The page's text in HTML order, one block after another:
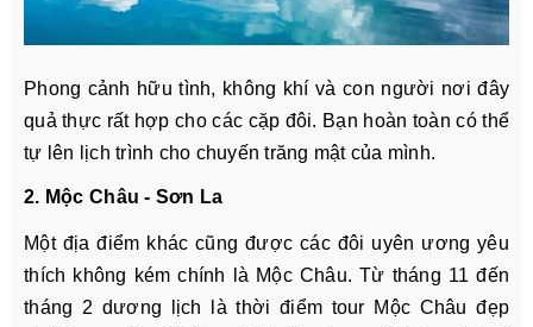
Phong cảnh hữu tình, không khí và con người nơi đây
quả thực rất hợp cho các cặp đôi. Bạn hoàn toàn có thể
tự lên lịch trình cho chuyến trăng mật của mình.
2. Mộc Châu - Sơn La
Một địa điểm khác cũng được các đôi uyên ương yêu
thích không kém chính là Mộc Châu. Từ tháng 11 đến
tháng 2 dương lịch là thời điểm tour Mộc Châu đẹp